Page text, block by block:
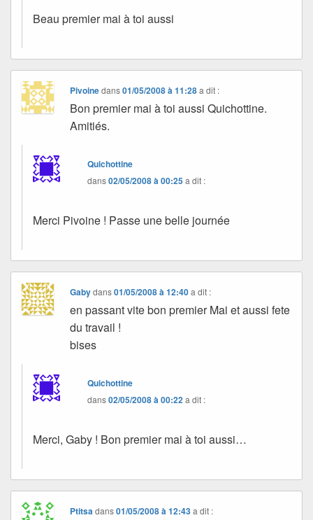
Beau premier mai à toi aussi
Pivoinedans01/05/2008 à 11:28 a dit :
Bon premier mai à toi aussi Quichottine.
Amitiés.
Quichottine
dans02/05/2008 à 00:25a dit :
Merci Pivoine ! Passe une belle journée
Gabydans01/05/2008 à 12:40 a dit :
en passant vite bon premier Mai et aussi fete
du travail !
bises
Quichottine
dans02/05/2008 à 00:22a dit :
Merci, Gaby ! Bon premier mai à toi aussi…
Ptitsadans01/05/2008 à 12:43 a dit :